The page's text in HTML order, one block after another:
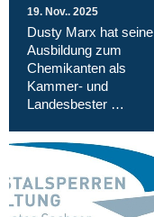
19. Nov.. 2025
Dusty Marx hat seine
Ausbildung zum
Chemikanten als
Kammer- und
Landesbester …